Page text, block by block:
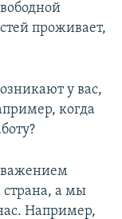
проживает,
у вас,
когда
страна, а мы
Например,